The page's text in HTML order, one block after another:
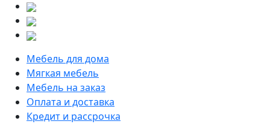
Мебель для дома
Мягкая мебель
Мебель на заказ
Оплата и доставка
Кредит и рассрочка